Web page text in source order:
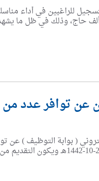
عن توافر عدد
( بوابة التوظيف )